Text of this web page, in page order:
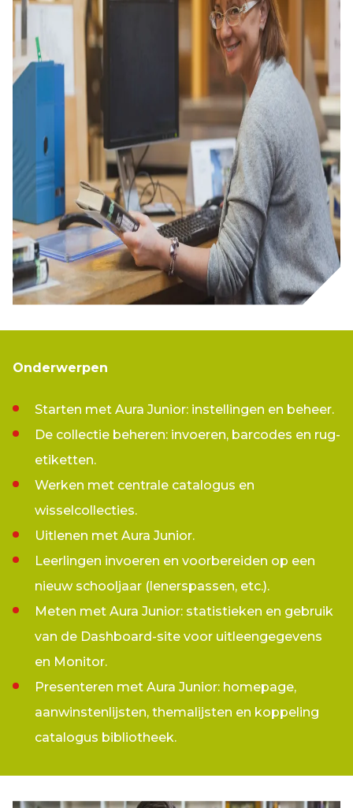
Onderwerpen
Starten met Aura Junior: instellingen en beheer.
De collectie beheren: invoeren, barcodes en rug-
etiketten.
Werken met centrale catalogus en
wisselcollecties.
Uitlenen met Aura Junior.
Leerlingen invoeren en voorbereiden op een
nieuw schooljaar (lenerspassen, etc.).
Meten met Aura Junior: statistieken en gebruik
van de Dashboard-site voor uitleengegevens
en Monitor.
Presenteren met Aura Junior: homepage,
aanwinstenlijsten, themalijsten en koppeling
catalogus bibliotheek.